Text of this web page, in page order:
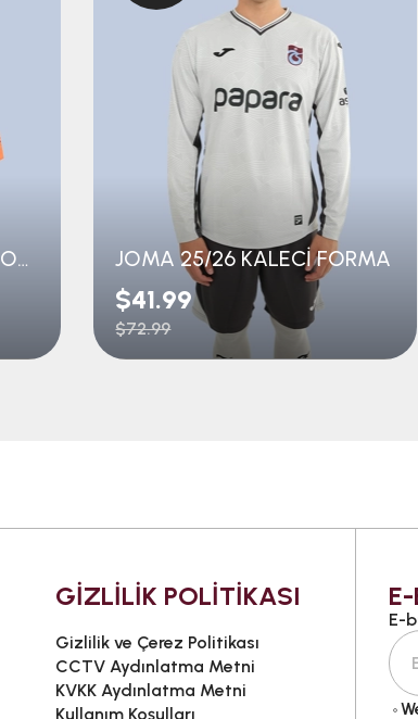
JOMA 25/26 TURUNCU FORMA ÇOCUK JOMA 25/26 KALECİ FORMA
$41.99
$72.99
GİZLİLİK POLİTİKASI
Gizlilik ve Çerez Politikası
CCTV Aydınlatma Metni
KVKK Aydınlatma Metni
Kullanım Koşulları
E-